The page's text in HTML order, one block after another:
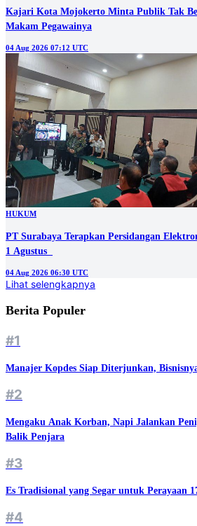
Kajari Kota Mojokerto Minta Publik Tak
Makam Pegawainya
04 Aug 2026 07:12 UTC
HUKUM
PT Surabaya Terapkan Persidangan
1 Agustus
04 Aug 2026 06:30 UTC
Lihat selengkapnya
Berita Populer
#1
Manajer Kopdes Siap Diterjunkan,
#2
Mengaku Anak Korban, Napi Jalankan
Balik Penjara
#3
Es Tradisional yang Segar untuk Perayaan
#4